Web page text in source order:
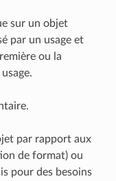
sur un objet
par un usage et
ou la
par rapport aux
de format) ou
pour des besoins